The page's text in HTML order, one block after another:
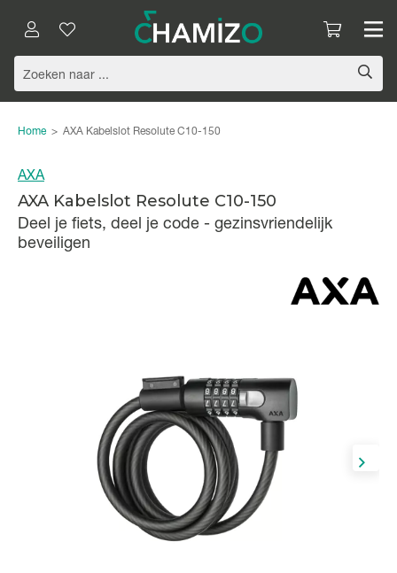
Home > AXA Kabelslot Resolute C10-150
AXA
AXA Kabelslot Resolute C10-150
Deel je fiets, deel je code - gezinsvriendelijk
beveiligen